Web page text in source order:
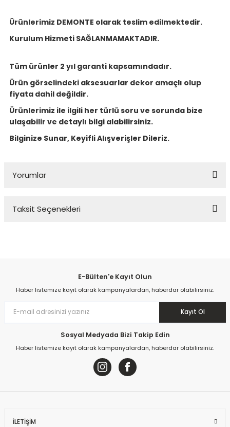
Ürünlerimiz DEMONTE olarak teslim edilmektedir.
Kurulum Hizmeti SAĞLANMAMAKTADIR.
Tüm ürünler 2 yıl garanti kapsamındadır.
Ürün görselindeki aksesuarlar dekor amaçlı olup
fiyata dahil değildir.
Ürünlerimiz ile ilgili her türlü soru ve sorunda bize
ulaşabilir ve detaylı bilgi alabilirsiniz.
Bilginize Sunar, Keyifli Alışverişler Dileriz.
Yorumlar
Taksit Seçenekleri
E-Bülten'e Kayıt Olun
Haber listemize kayıt olarak kampanyalardan, haberdar olabilirsiniz.
Kayıt Ol
Sosyal Medyada Bizi Takip Edin
Haber listemize kayıt olarak kampanyalardan, haberdar olabilirsiniz.
İLETİŞİM